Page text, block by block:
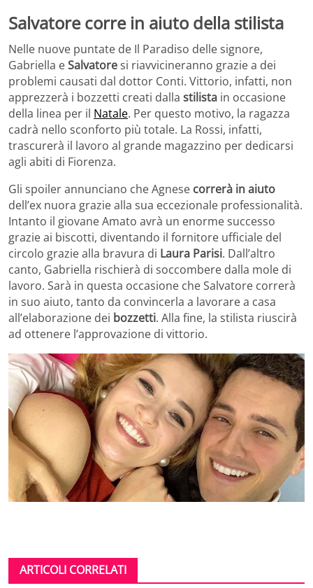
Salvatore corre in aiuto della stilista
Nelle nuove puntate de Il Paradiso delle signore,
Gabriella eSalvatoresi riavvicineranno grazie a dei
problemi causati dal dottor Conti. Vittorio, infatti, non
apprezzerà i bozzetti creati dalla stilista in occasione
della linea per il Natale. Per questo motivo, la ragazza
cadrà nello sconforto più totale. La Rossi, infatti,
trascurerà il lavoro al grande magazzino per dedicarsi
agli abiti di Fiorenza.
Gli spoiler annunciano che Agnese correrà in aiuto
dell’ex nuora grazie alla sua eccezionale professionalità.
Intanto il giovane Amato avrà un enorme successo
grazie ai biscotti, diventando il fornitore ufficiale del
circolo grazie alla bravura di Laura Parisi. Dall’altro
canto, Gabriella rischierà di soccombere dalla mole di
lavoro. Sarà in questa occasione che Salvatore correrà
in suo aiuto, tanto da convincerla a lavorare a casa
all’elaborazione dei bozzetti. Alla fine, la stilista riuscirà
ad ottenere l’approvazione di vittorio.
ARTICOLI CORRELATI